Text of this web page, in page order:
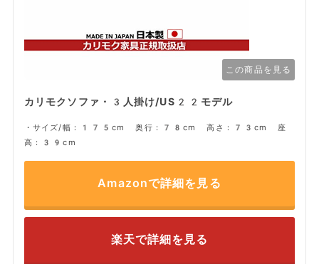
この商品を見る
カリモクソファ・3人掛け/US22モデル
・サイズ/幅：175cm 奥行：78cm 高さ：73cm 座
高：39cm
Amazonで詳細を見る
楽天で詳細を見る